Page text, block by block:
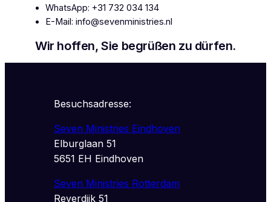
WhatsApp: +31 732 034 134
E-Mail: info@sevenministries.nl
Wir hoffen, Sie begrüßen zu dürfen.
Besuchsadresse:
Seven Ministries Eindhoven
Elburglaan 51
5651 EH Eindhoven
Seven Ministries Rotterdam
Reyerdijk 51